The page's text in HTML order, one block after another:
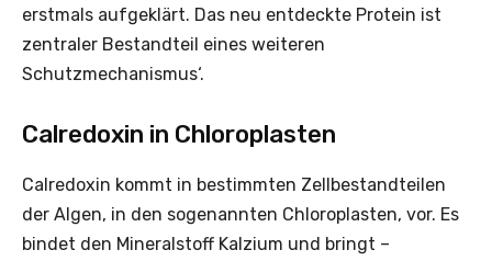
erstmals aufgeklärt. Das neu entdeckte Protein ist
zentraler Bestandteil eines weiteren
Schutzmechanismus‘.
Calredoxin in Chloroplasten
Calredoxin kommt in bestimmten Zellbestandteilen
der Algen, in den sogenannten Chloroplasten, vor. Es
bindet den Mineralstoff Kalzium und bringt –